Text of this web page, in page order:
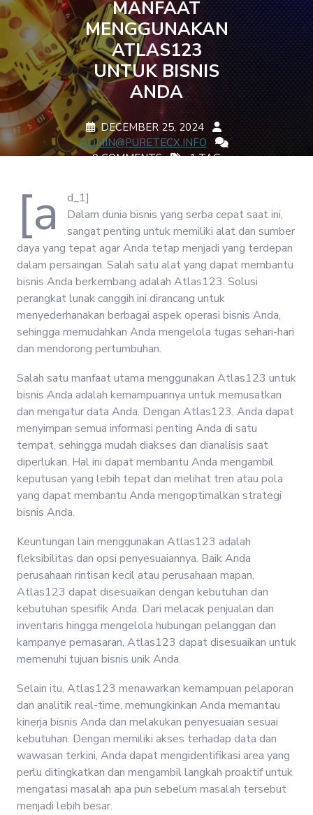
MANFAAT
MENGGUNAKAN
ATLAS123
UNTUK BISNIS
ANDA
DECEMBER 25, 2024
ADMIN@PURETECX.INFO
0 COMMENTS
1 TAG
[a
d_1]
Dalam dunia bisnis yang serba cepat saat ini,
sangat penting untuk memiliki alat dan sumber
daya yang tepat agar Anda tetap menjadi yang terdepan
dalam persaingan. Salah satu alat yang dapat membantu
bisnis Anda berkembang adalah Atlas123. Solusi
perangkat lunak canggih ini dirancang untuk
menyederhanakan berbagai aspek operasi bisnis Anda,
sehingga memudahkan Anda mengelola tugas sehari-hari
dan mendorong pertumbuhan.
Salah satu manfaat utama menggunakan Atlas123 untuk
bisnis Anda adalah kemampuannya untuk memusatkan
dan mengatur data Anda. Dengan Atlas123, Anda dapat
menyimpan semua informasi penting Anda di satu
tempat, sehingga mudah diakses dan dianalisis saat
diperlukan. Hal ini dapat membantu Anda mengambil
keputusan yang lebih tepat dan melihat tren atau pola
yang dapat membantu Anda mengoptimalkan strategi
bisnis Anda.
Keuntungan lain menggunakan Atlas123 adalah
fleksibilitas dan opsi penyesuaiannya. Baik Anda
perusahaan rintisan kecil atau perusahaan mapan,
Atlas123 dapat disesuaikan dengan kebutuhan dan
kebutuhan spesifik Anda. Dari melacak penjualan dan
inventaris hingga mengelola hubungan pelanggan dan
kampanye pemasaran, Atlas123 dapat disesuaikan untuk
memenuhi tujuan bisnis unik Anda.
Selain itu, Atlas123 menawarkan kemampuan pelaporan
dan analitik real-time, memungkinkan Anda memantau
kinerja bisnis Anda dan melakukan penyesuaian sesuai
kebutuhan. Dengan memiliki akses terhadap data dan
wawasan terkini, Anda dapat mengidentifikasi area yang
perlu ditingkatkan dan mengambil langkah proaktif untuk
mengatasi masalah apa pun sebelum masalah tersebut
menjadi lebih besar.